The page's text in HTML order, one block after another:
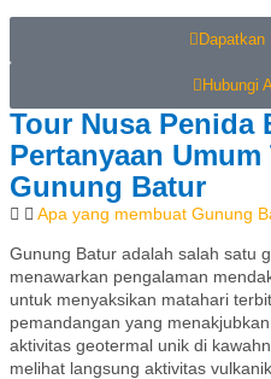
Dapatkan
Hubungi
Tour Nusa Penida
Pertanyaan
Gunung Batur
Apa yang membuat Gunung
Gunung Batur adalah salah satu
menawarkan pengalaman
untuk menyaksikan matahari
pemandangan yang
aktivitas geotermal unik di
melihat langsung aktivitas